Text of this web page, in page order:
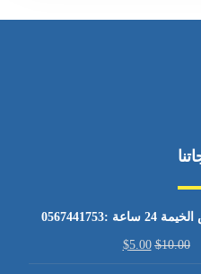
:0567441753
$10.00
$5.00